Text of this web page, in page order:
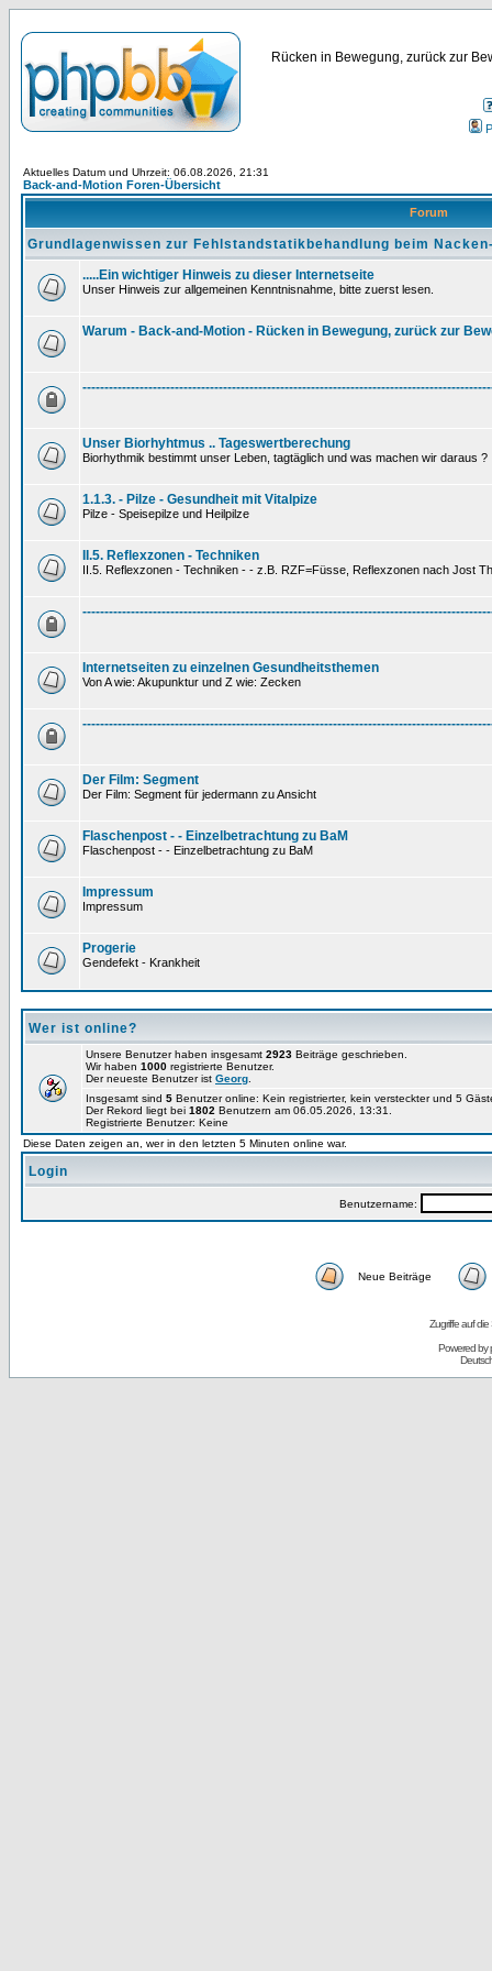
Rücken in Bewegung, zurück zur
Aktuelles Datum und Uhrzeit: 06.08.2026, 21:31
Back-and-Motion Foren-Übersicht
Forum
Grundlagenwissen zur Fehlstandstatikbehandlung beim
.....Ein wichtiger Hinweis zu dieser Internetseite
Unser Hinweis zur allgemeinen Kenntnisnahme, bitte zuerst lesen.
Warum - Back-and-Motion - Rücken in Bewegung, zurück zur
Unser Biorhyhtmus .. Tageswertberechung
Biorhythmik bestimmt unser Leben, tagtäglich und was machen wir daraus ?
1.1.3. - Pilze - Gesundheit mit Vitalpize
Pilze - Speisepilze und Heilpilze
II.5. Reflexzonen - Techniken
II.5. Reflexzonen - Techniken - - z.B. RZF=Füsse, Reflexzonen nach Jost
Internetseiten zu einzelnen Gesundheitsthemen
Von A wie: Akupunktur und Z wie: Zecken
Der Film: Segment
Der Film: Segment für jedermann zu Ansicht
Flaschenpost - - Einzelbetrachtung zu BaM
Flaschenpost - - Einzelbetrachtung zu BaM
Impressum
Impressum
Progerie
Gendefekt - Krankheit
Wer ist online?
Unsere Benutzer haben insgesamt 2923 Beiträge geschrieben.
Wir haben 1000 registrierte Benutzer.
Der neueste Benutzer ist Georg
Insgesamt sind 5 Benutzer online: Kein registrierter, kein versteckter und 5
Der Rekord liegt bei 1802 Benutzern am 06.05.2026, 13:31.
Registrierte Benutzer: Keine
Diese Daten zeigen an, wer in den letzten 5 Minuten online war.
Login
Benutzername:
Neue Beiträge
Zugriffe auf
Powered by